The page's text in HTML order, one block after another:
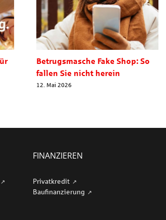
Betrugsmasche Fake Shop: So
fallen Sie nicht herein
12. Mai 2026
FINANZIEREN
Privatkredit
Baufinanzierung